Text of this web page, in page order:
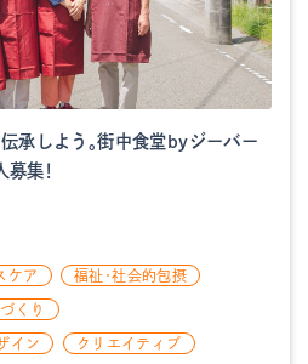
伝承しよう。街中食堂byジーバー
集！
ケア 福祉・社会的包摂
くり
イン クリエイティブ